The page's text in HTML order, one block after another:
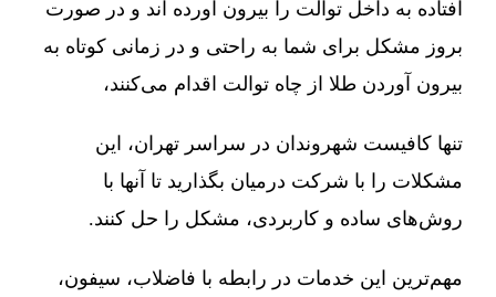
افتاده به داخل توالت را بیرون آورده اند و در صورت
بروز مشکل برای شما به راحتی و در زمانی کوتاه به
بیرون آوردن طلا از چاه توالت اقدام می‌کنند،
تنها کافیست شهروندان در سراسر تهران، این
مشکلات را با شرکت درمیان بگذارید تا آنها با
روش‌های ساده و کاربردی، مشکل را حل کنند.
مهم‌ترین این خدمات در رابطه با فاضلاب، سیفون،